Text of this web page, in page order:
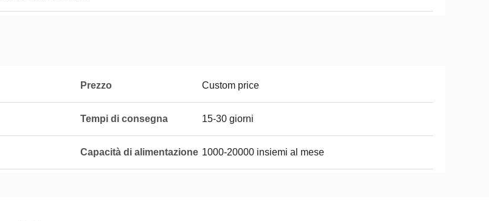
Prezzo Custom price
Tempi di consegna 15-30 giorni
Capacità di alimentazione 1000-20000 insiemi al mese